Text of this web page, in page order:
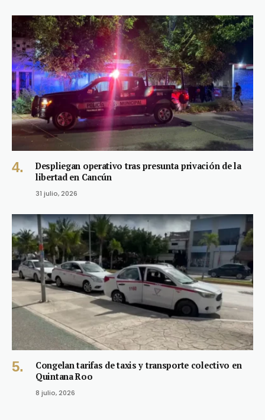
Despliegan operativo tras presunta privación de la
libertad en Cancún
31 julio, 2026
Congelan tarifas de taxis y transporte colectivo en
Quintana Roo
8 julio, 2026